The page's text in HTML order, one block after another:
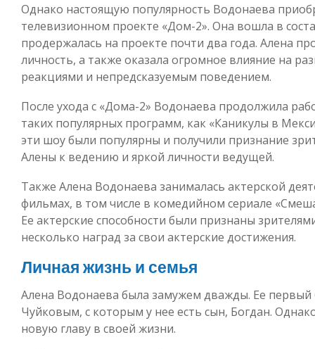
Однако настоящую популярность Водонаева
телевизионном проекте «Дом-2». Она вошла в
продержалась на проекте почти два года. Алена
личность, а также оказала огромное влияние на
реакциями и непредсказуемым поведением.
После ухода с «Дома-2» Водонаева продолжила
таких популярных программ, как «Каникулы в
эти шоу были популярны и получили признание
Алены к ведению и яркой личности ведущей.
Также Алена Водонаева занималась актерской
фильмах, в том числе в комедийном сериале
Ее актерские способности были признаны
несколько наград за свои актерские достижения.
Личная жизнь и семья
Алена Водонаева была замужем дважды. Ее
Чуйковым, с которым у нее есть сын, Богдан.
новую главу в своей жизни.